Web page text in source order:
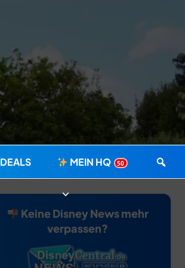
DEALS MEIN HQ 50
Keine Disney News mehr
verpassen?